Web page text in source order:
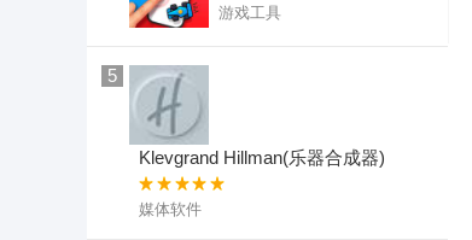
游戏工具
5
Klevgrand Hillman(乐器合成器)
媒体软件